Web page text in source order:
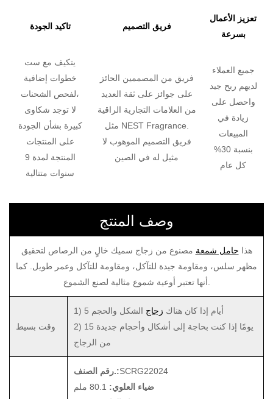
تاكيد الجودة فريق التصميم
تعزيز الأعمال
بسرعة
يتكيف مع ست
خطوات إضافية
لفحص الشحنات،
لا توجد شكاوى
كبيرة بشأن الجودة
على المنتجات
المنتجة لمدة 9
سنوات متتالية
فريق من المصممين الحائز
على جوائز على ثقة العديد
من العلامات التجارية الراقية
مثل NEST Fragrance.
فريق التصميم الموهوب لا
مثيل له في الصين
جميع العملاء
لديهم ربح جيد
واحصل على
زيادة في
المبيعات
بنسبة 30%
كل عام
وصف المنتج
هذا حامل شمعة مصنوع من زجاج سميك خالٍ من الرصاص لتحقيق
مظهر سلس، ومقاومة جيدة للتآكل، ومقاومة للتآكل وعمر طويل. كما
وقت بسيط
1) 5 أيام إذا كان هناك زجاج الشكل والحجم
2) 15 يومًا إذا كنت بحاجة إلى أشكال وأحجام جديدة
من الزجاج
رقم الصنف.:SCRG22024
ضياء العلوي: 80.1 ملم